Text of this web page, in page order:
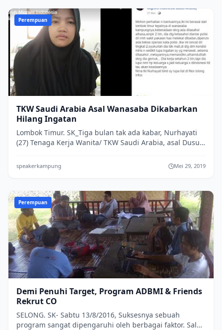
Perempuan
TKW Saudi Arabia Asal Wanasaba Dikabarkan
Hilang Ingatan
Lombok Timur. SK_Tiga bulan tak ada kabar, Nurhayati
(27) Tenaga Kerja Wanita/ TKW Saudi Arabia, asal Dusun
speakerkampung Mei 29, 2019
Perempuan
Demi Penuhi Target, Program ADBMI & Friends
Rekrut CO
SELONG. SK- Sabtu 13/8/2016, Suksesnya sebuah
program sangat dipengaruhi oleh berbagai faktor. Salah